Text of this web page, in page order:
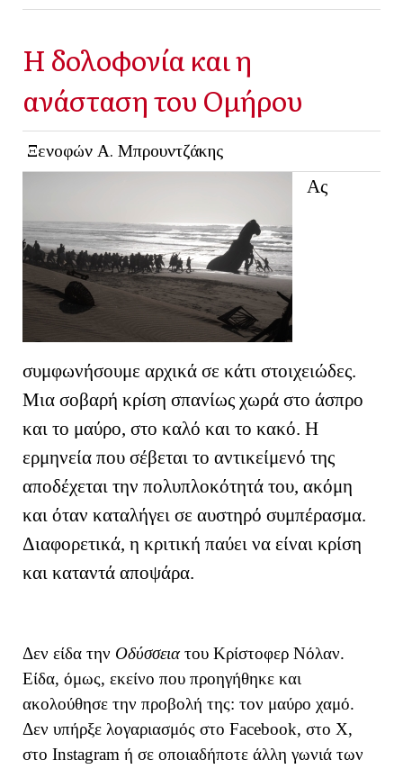
Η δολοφονία και η
ανάσταση του Ομήρου
Ξενοφών Α. Μπρουντζάκης
Ας
συμφωνήσουμε αρχικά σε κάτι στοιχειώδες.
Μια σοβαρή κρίση σπανίως χωρά στο άσπρο
και το μαύρο, στο καλό και το κακό. Η
ερμηνεία που σέβεται το αντικείμενό της
αποδέχεται την πολυπλοκότητά του, ακόμη
και όταν καταλήγει σε αυστηρό συμπέρασμα.
Διαφορετικά, η κριτική παύει να είναι κρίση
και καταντά αποψάρα.
Δεν είδα την Οδύσσειατου Κρίστοφερ Νόλαν.
Είδα, όμως, εκείνο που προηγήθηκε και
ακολούθησε την προβολή της: τον μαύρο χαμό.
Δεν υπήρξε λογαριασμός στο Facebook, στο X,
στο Instagram ή σε οποιαδήποτε άλλη γωνιά των